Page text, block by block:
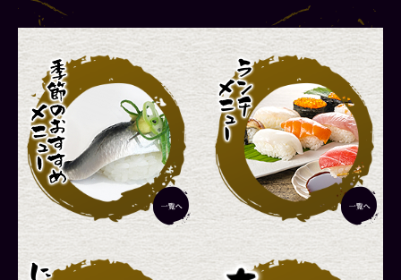
彩りランチ
1,870円
厳選
2,420